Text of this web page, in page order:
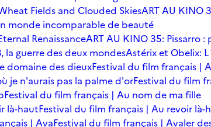
Fields and Clouded SkiesART AU KINO
monde incomparable de beauté
RenaissanceART AU KINO 35: Pissarro
guerre des deux mondesAstérix et Obelix:
domaine des dieuxFestival du film français |
je n'aurais pas la palme d'orFestival du film
Festival du film français | Au nom de ma fille
là-hautFestival du film français | Au revoir là-
| AvaFestival du film français | Avaler